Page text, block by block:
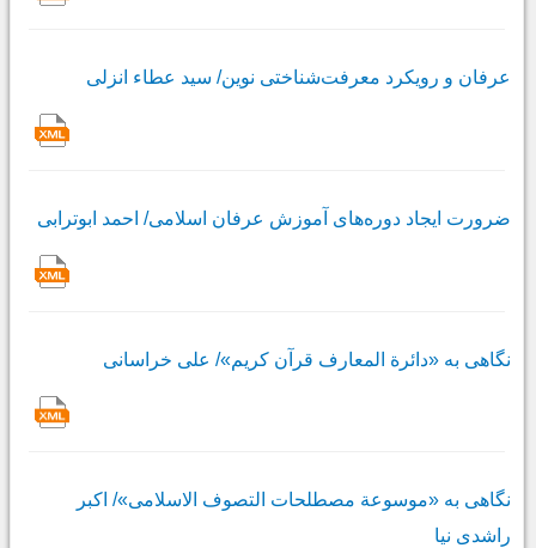
عرفان و رویکرد معرفت‌شناختى نوین/ سید عطاء انزلی
ضرورت ایجاد دوره‌هاى آموزش عرفان اسلامی/ احمد ابوترابی
نگاهى به «دائرة المعارف قرآن کریم»/ على خراسانی
نگاهى به «موسوعة مصطلحات التصوف الاسلامی»/ اکبر
راشدى نیا